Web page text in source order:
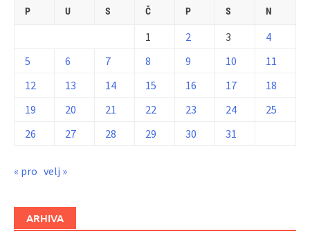
P U S Č P S N
1 2 3
4
5
6 7 8 9 10
11
12
13 14 15 16 17
18
19
20 21 22 23 24
25
26
27 28 29 30 31
« pro velj »
ARHIVA